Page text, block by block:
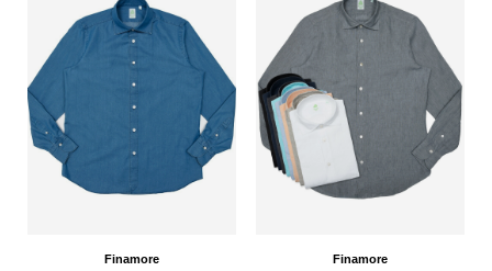
Finamore Finamore